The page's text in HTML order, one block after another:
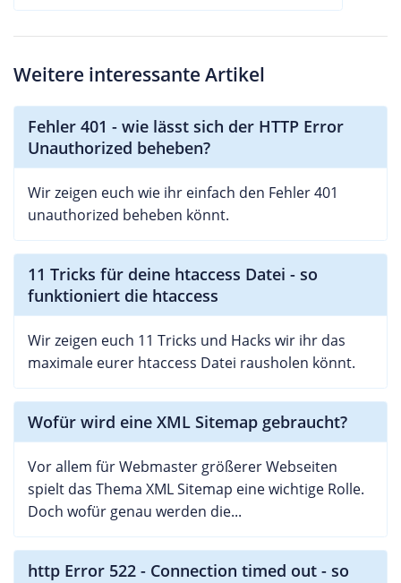
Weitere interessante Artikel
Fehler 401 - wie lässt sich der HTTP Error
Unauthorized beheben?
Wir zeigen euch wie ihr einfach den Fehler 401
unauthorized beheben könnt.
11 Tricks für deine htaccess Datei - so
funktioniert die htaccess
Wir zeigen euch 11 Tricks und Hacks wir ihr das
maximale eurer htaccess Datei rausholen könnt.
Wofür wird eine XML Sitemap gebraucht?
Vor allem für Webmaster größerer Webseiten
spielt das Thema XML Sitemap eine wichtige Rolle.
Doch wofür genau werden die...
http Error 522 - Connection timed out - so